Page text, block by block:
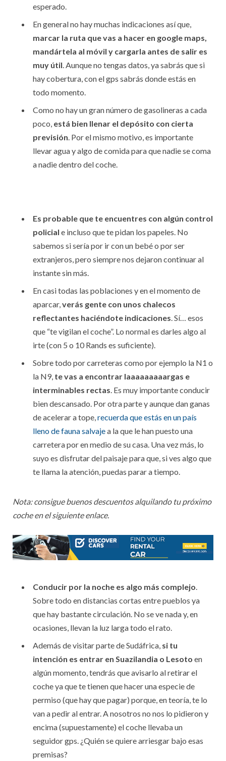
esperado.
En general no hay muchas indicaciones así que,
marcar la ruta que vas a hacer en google maps,
mandártela al móvil y cargarla antes de salir es
muy útil. Aunque no tengas datos, ya sabrás que si
hay cobertura, con el gps sabrás donde estás en
todo momento.
Como no hay un gran número de gasolineras a cada
poco, está bien llenar el depósito con cierta
previsión. Por el mismo motivo, es importante
llevar agua y algo de comida para que nadie se coma
a nadie dentro del coche.
Es probable que te encuentres con algún control
policial e incluso que te pidan los papeles. No
sabemos si sería por ir con un bebé o por ser
extranjeros, pero siempre nos dejaron continuar al
instante sin más.
En casi todas las poblaciones y en el momento de
aparcar,verás gente con unos chalecos
reflectantes haciéndote indicaciones. Sí… esos
que “te vigilan el coche”. Lo normal es darles algo al
irte (con 5 o 10 Rands es suficiente).
Sobre todo por carreteras como por ejemplo la N1 o
la N9, te vas a encontrar laaaaaaaaargas e
interminables rectas. Es muy importante conducir
bien descansado. Por otra parte y aunque dan ganas
de acelerar a tope,recuerda que estás en un país
lleno de fauna salvajea la que le han puesto una
carretera por en medio de su casa. Una vez más, lo
suyo es disfrutar del paisaje para que, si ves algo que
te llama la atención, puedas parar a tiempo.
Nota: consigue buenos descuentos alquilando tu próximo
coche en el siguiente enlace.
Conducir por la noche es algo más complejo
Sobre todo en distancias cortas entre pueblos ya
que hay bastante circulación. No se ve nada y, en
ocasiones, llevan la luz larga todo el rato.
Además de visitar parte de Sudáfrica, si tu
intención es entrar en Suazilandia o Lesoto en
algún momento, tendrás que avisarlo al retirar el
coche ya que te tienen que hacer una especie de
permiso (que hay que pagar) porque, en teoría, te lo
van a pedir al entrar. A nosotros no nos lo pidieron y
encima (supuestamente) el coche llevaba un
seguidor gps. ¿Quién se quiere arriesgar bajo esas
premisas?